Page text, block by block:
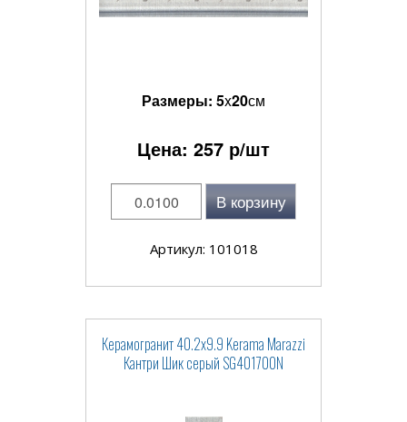
Размеры: 5x20см
Цена: 257 р/шт
В корзину
Артикул: 101018
Керамогранит 40.2x9.9 Kerama Marazzi
Кантри Шик серый SG401700N